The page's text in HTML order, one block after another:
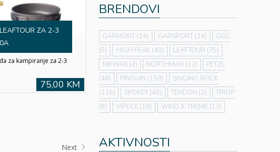
ZA 2-3
za kampiranje za 2-3
75,00 KM
Next
BRENDOVI
GARMONT(14) GARSPORT(14)
GGC
(5)
HIGH PEAK (40) LEAFTOUR (75)
NIKWAX(4) NORTHMAN (12)
PETZL
(48)
PINGUIN (159)
SINGING ROCK
(116)
SPOKEY(40) TENDON (2)
TRIOP
(8)
VIPOLE(19) WIND X-TREME(13)
AKTIVNOSTI